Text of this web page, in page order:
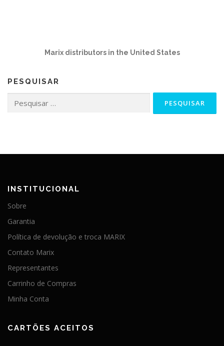
Marix distributors in the United States
PESQUISAR
por:
INSTITUCIONAL
Sobre
Garantia
Política de devolução e troca MARIX
Contato Marix
Representantes
Carrinho de Compras
Minha Conta
CARTÕES ACEITOS